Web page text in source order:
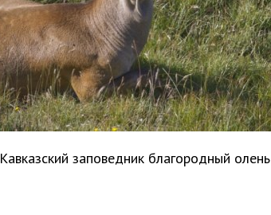
Кавказский заповедник благородный олень